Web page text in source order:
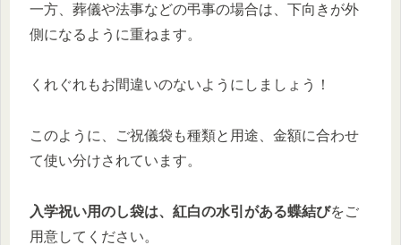
一方、葬儀や法事などの弔事の場合は、下向きが外
側になるように重ねます。
くれぐれもお間違いのないようにしましょう！
このように、ご祝儀袋も種類と用途、金額に合わせ
て使い分けされています。
入学祝い用のし袋は、紅白の水引がある蝶結びをご
用意してください。